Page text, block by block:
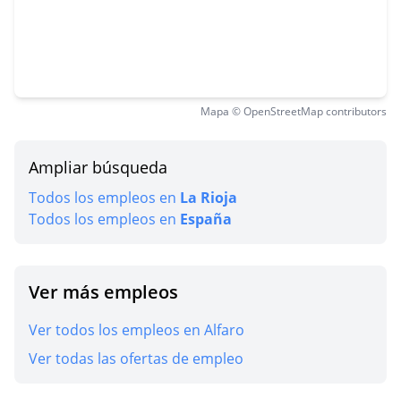
Mapa © OpenStreetMap contributors
Ampliar búsqueda
Todos los empleos en La Rioja
Todos los empleos en España
Ver más empleos
Ver todos los empleos en Alfaro
Ver todas las ofertas de empleo